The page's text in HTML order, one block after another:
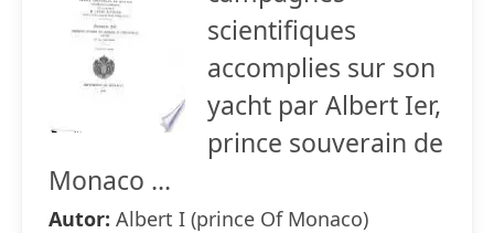
scientifiques
accomplies sur son
yacht par Albert Ier,
prince souverain de
Monaco ...
Autor: Albert I (prince Of Monaco)